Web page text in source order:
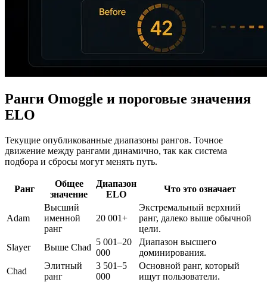
Ранги Omoggle и пороговые значения
ELO
Текущие опубликованные диапазоны рангов. Точное
движение между рангами динамично, так как система
подбора и сбросы могут менять путь.
Ранг
Общее
значение
Диапазон
ELO
Что это означает
Adam
Высший
именной
ранг
20 001+
Экстремальный верхний
ранг, далеко выше обычной
цели.
Slayer
Выше Chad
5 001–20
000
Диапазон высшего
доминирования.
Chad
Элитный
ранг
3 501–5
000
Основной ранг, который
ищут пользователи.